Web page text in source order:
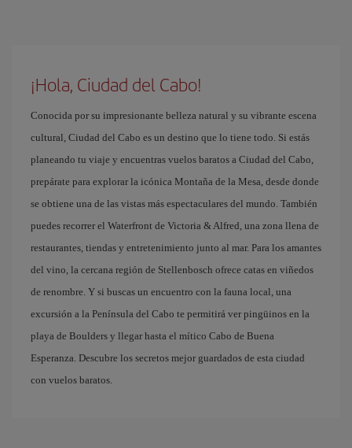
¡Hola, Ciudad del Cabo!
Conocida por su impresionante belleza natural y su vibrante escena
cultural, Ciudad del Cabo es un destino que lo tiene todo. Si estás
planeando tu viaje y encuentras vuelos baratos a Ciudad del Cabo,
prepárate para explorar la icónica Montaña de la Mesa, desde donde
se obtiene una de las vistas más espectaculares del mundo. También
puedes recorrer el Waterfront de Victoria & Alfred, una zona llena de
restaurantes, tiendas y entretenimiento junto al mar. Para los amantes
del vino, la cercana región de Stellenbosch ofrece catas en viñedos
de renombre. Y si buscas un encuentro con la fauna local, una
excursión a la Península del Cabo te permitirá ver pingüinos en la
playa de Boulders y llegar hasta el mítico Cabo de Buena
Esperanza. Descubre los secretos mejor guardados de esta ciudad
con vuelos baratos.